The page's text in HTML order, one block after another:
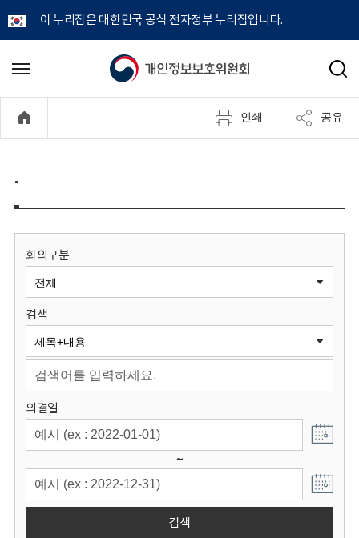
이 누리집은 대한민국 공식 전자정부 누리집입니다.
개
정
보
원
회
메
기
검
인쇄 공유
-
회의구분
검색
의결일
~
검색